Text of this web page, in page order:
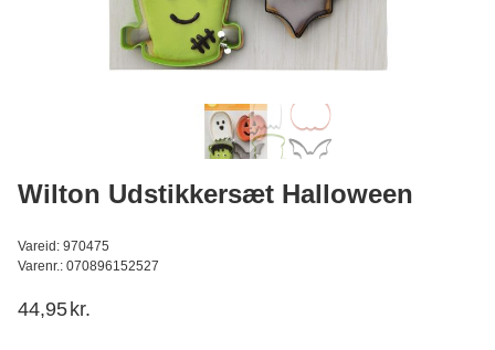
Apple aroma superkoncentreret 3,7 ml
Læg i kurv
Wilton Udstikkersæt Halloween
Vareid: 970475
Varenr.: 070896152527
44,95 kr.